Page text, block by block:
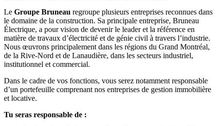
Le Groupe Bruneau regroupe plusieurs entreprises reconnues dans
le domaine de la construction. Sa principale entreprise, Bruneau
Électrique, a pour vision de devenir le leader et la référence en
matière de travaux d’électricité et de génie civil à travers l’industrie.
Nous œuvrons principalement dans les régions du Grand Montréal,
de la Rive-Nord et de Lanaudière, dans les secteurs industriel,
institutionnel et commercial.
Dans le cadre de vos fonctions, vous serez notamment responsable
d’un portefeuille comprenant nos entreprises de gestion immobilière
et locative.
Tu seras responsable de :